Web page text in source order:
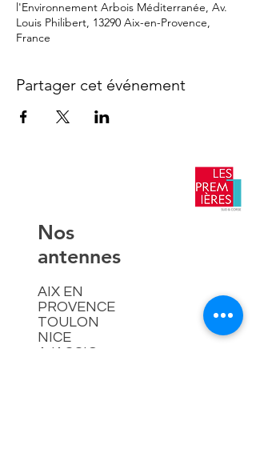
l'Environnement Arbois Méditerranée, Av.
Louis Philibert, 13290 Aix-en-Provence,
France
Partager cet événement
​Nos
antennes
AIX EN
PROVENCE
TOULON
NICE
AJACCIO​